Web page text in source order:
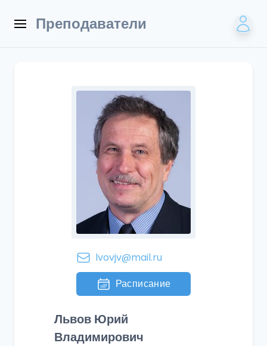
Преподаватели
lvovjv@mail.ru
Расписание
Львов Юрий
Владимирович